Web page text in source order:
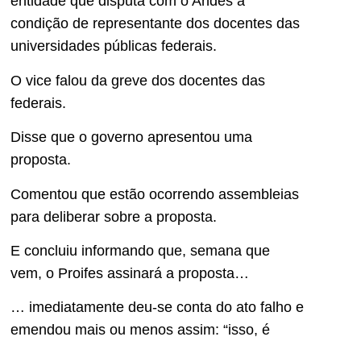
condição de representante dos docentes das
universidades públicas federais.
O vice falou da greve dos docentes das
federais.
Disse que o governo apresentou uma
proposta.
Comentou que estão ocorrendo assembleias
para deliberar sobre a proposta.
E concluiu informando que, semana que
vem, o Proifes assinará a proposta…
… imediatamente deu-se conta do ato falho e
emendou mais ou menos assim: “isso, é